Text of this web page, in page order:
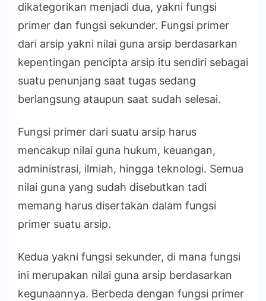
dikategorikan menjadi dua, yakni fungsi
primer dan fungsi sekunder. Fungsi primer
dari arsip yakni nilai guna arsip berdasarkan
kepentingan pencipta arsip itu sendiri sebagai
suatu penunjang saat tugas sedang
berlangsung ataupun saat sudah selesai.
Fungsi primer dari suatu arsip harus
mencakup nilai guna hukum, keuangan,
administrasi, ilmiah, hingga teknologi. Semua
nilai guna yang sudah disebutkan tadi
memang harus disertakan dalam fungsi
primer suatu arsip.
Kedua yakni fungsi sekunder, di mana fungsi
ini merupakan nilai guna arsip berdasarkan
kegunaannya. Berbeda dengan fungsi primer